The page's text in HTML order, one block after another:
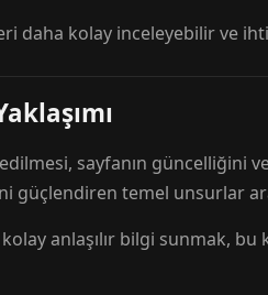
daha kolay inceleyebilir ve
sayfanın güncelliğini
güçlendiren temel unsurlar
anlaşılır bilgi sunmak,